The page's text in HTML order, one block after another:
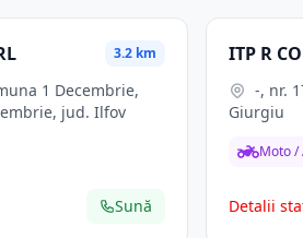
3.2 km
jud. Ilfov
Sună
ITP R
Giurgiu
Moto /
Detalii